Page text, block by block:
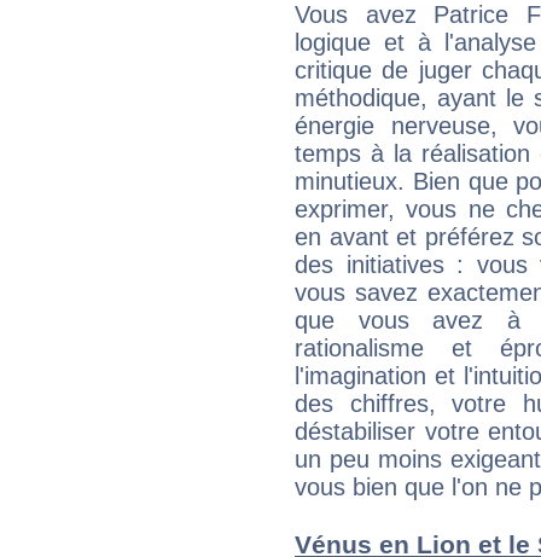
Vous avez Patrice
logique et à
critique de juger
méthodique, ayant le
énergie nerveuse,
temps à la réalisation
minutieux. Bien que
exprimer, vous ne
en avant et préférez
des initiatives : vous
vous savez
que vous avez à
rationalisme et
l'imagination et
des chiffres, votre
déstabiliser votre
un peu moins
vous bien que l'on ne
Vénus en Lion et